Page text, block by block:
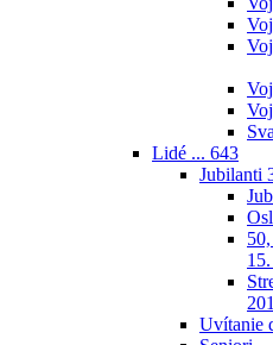
Lidé ... 643
Jubilanti
Uvítanie